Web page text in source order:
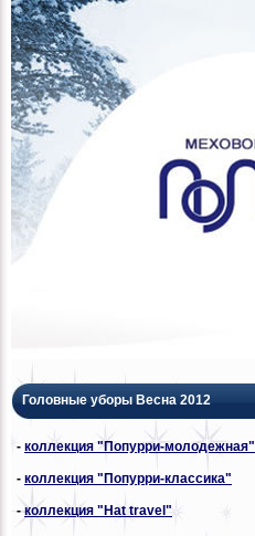
Головные уборы Весна 2012
- коллекция "Попурри-молодежная"
- коллекция "Попурри-классика"
-коллекция "Hat travel"